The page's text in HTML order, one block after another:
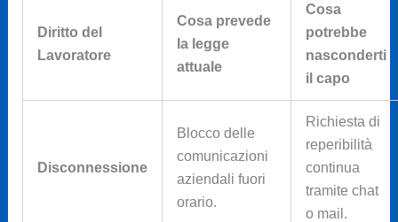
Diritto del
Lavoratore
Cosa prevede
la legge
attuale
Cosa
potrebbe
nasconderti
il capo
Disconnessione
Blocco delle
comunicazioni
aziendali fuori
orario.
Richiesta di
reperibilità
continua
tramite chat
o mail.